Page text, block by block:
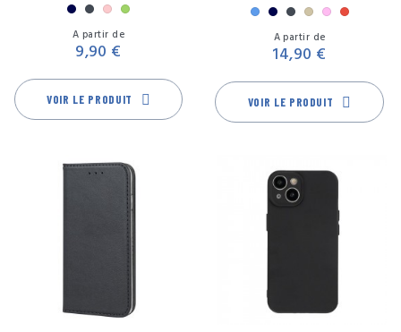
Marine
NoirRoseVert
A partir de
9,90 €
VOIR LE PRODUIT
BleuMarine
NoirOrRoseRouge
A partir de
14,90 €
VOIR LE PRODUIT